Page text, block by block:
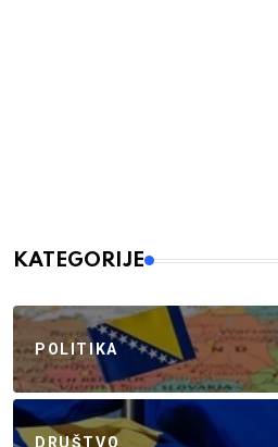
KATEGORIJE
POLITIKA
DRUŠTVO